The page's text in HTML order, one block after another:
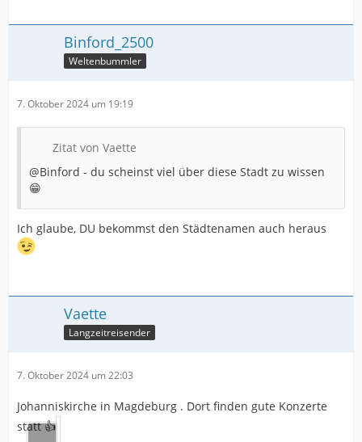
Binford_2500
Weltenbummler
7. Oktober 2024 um 19:19
Zitat von Vaette
@Binford - du scheinst viel über diese Stadt zu wissen
😁
Ich glaube, DU bekommst den Städtenamen auch heraus
Vaette
Langzeitreisender
7. Oktober 2024 um 22:03
Johanniskirche in Magdeburg . Dort finden gute Konzerte
statt 👍